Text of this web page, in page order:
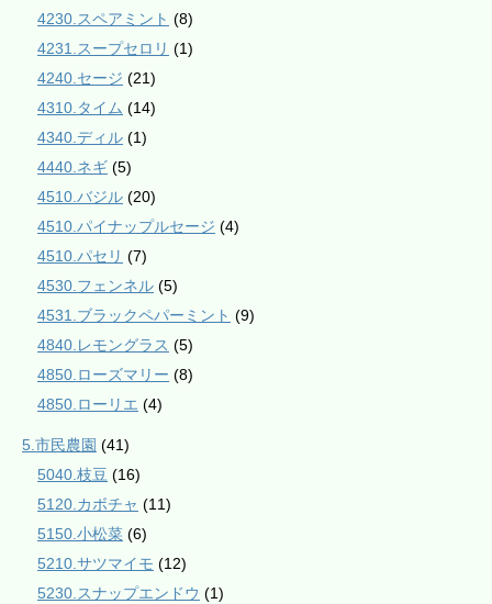
4230.スペアミント (8)
4231.スープセロリ (1)
4240.セージ (21)
4310.タイム (14)
4340.ディル (1)
4440.ネギ (5)
4510.バジル (20)
4510.パイナップルセージ (4)
4510.パセリ (7)
4530.フェンネル (5)
4531.ブラックペパーミント (9)
4840.レモングラス (5)
4850.ローズマリー (8)
4850.ローリエ (4)
5.市民農園 (41)
5040.枝豆 (16)
5120.カボチャ (11)
5150.小松菜 (6)
5210.サツマイモ (12)
5230.スナップエンドウ (1)